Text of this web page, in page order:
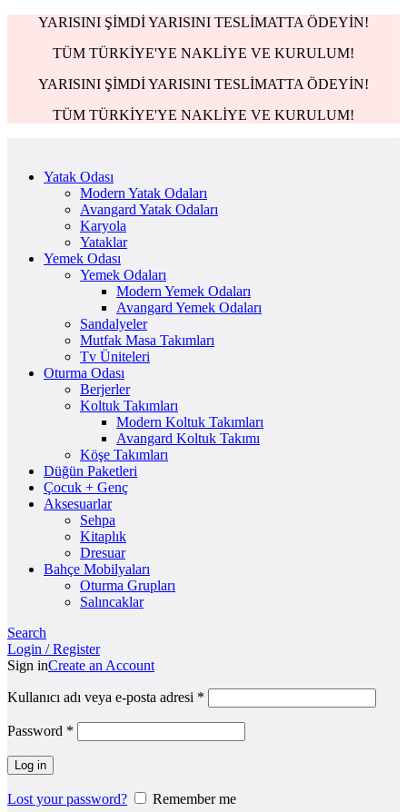
YARISINI ŞİMDİ YARISINI TESLİMATTA ÖDEYİN!
TÜM TÜRKİYE'YE NAKLİYE VE KURULUM!
YARISINI ŞİMDİ YARISINI TESLİMATTA ÖDEYİN!
TÜM TÜRKİYE'YE NAKLİYE VE KURULUM!
Yatak Odası
Modern Yatak Odaları
Avangard Yatak Odaları
Karyola
Yataklar
Yemek Odası
Yemek Odaları
Modern Yemek Odaları
Avangard Yemek Odaları
Sandalyeler
Mutfak Masa Takımları
Tv Üniteleri
Oturma Odası
Berjerler
Koltuk Takımları
Modern Koltuk Takımları
Avangard Koltuk Takımı
Köşe Takımları
Düğün Paketleri
Çocuk + Genç
Aksesuarlar
Sehpa
Kitaplık
Dresuar
Bahçe Mobilyaları
Oturma Grupları
Salıncaklar
Search
Login / Register
Sign inCreate an Account
Kullanıcı adı veya e-posta adresi *
Password *
Log in
Lost your password? Remember me